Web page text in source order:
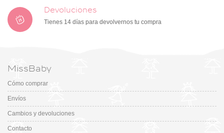
Devoluciones
Tienes 14 días para devolvernos tu compra
MissBaby
Cómo comprar
Envíos
Cambios y devoluciones
Contacto